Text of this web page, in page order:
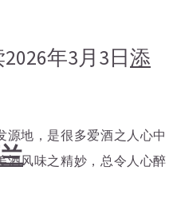
2026年3月3日添
源地，是很多爱酒之人心中
酒风味之精妙，总令人心醉